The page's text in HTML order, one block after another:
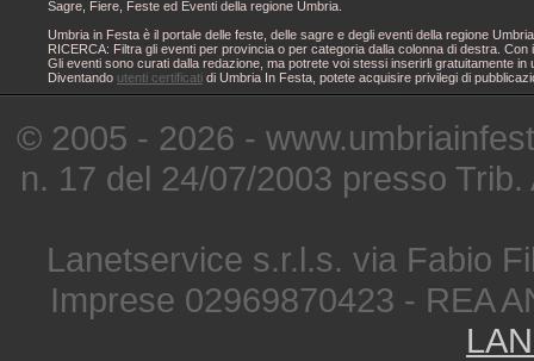
Sagre, Fiere, Feste ed Eventi della regione Umbria.
Umbria in Festa è il portale delle feste, delle sagre e degli eventi della regione
RICERCA: Filtra gli eventi per provincia o per categoria dalla colonna di destra.
Gli eventi sono curati dalla redazione, ma potrete voi stessi inserirli gratuitamente
Diventando utenti certificati di Umbria In Festa, potete acquisire privilegi di
© 2005 - 2026 -
n. 17 del 24/07/2003 presso
Lanetservice s.r.l.s. via Fabio
Imprese 02969870423 - REA